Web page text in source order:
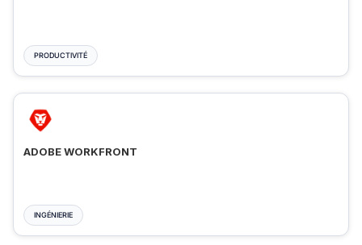
PRODUCTIVITÉ
ADOBE WORKFRONT
INGÉNIERIE